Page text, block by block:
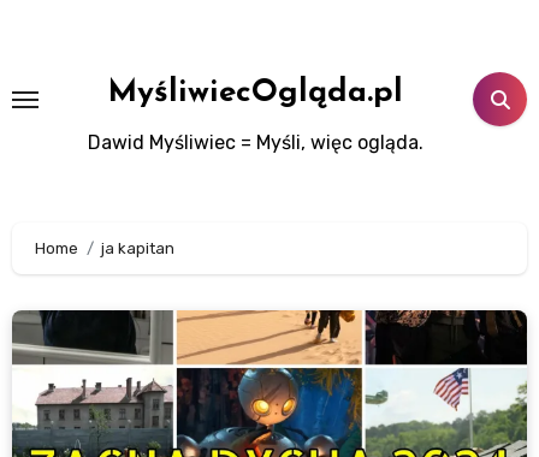
MyśliwiecOgląda.pl
Dawid Myśliwiec = Myśli, więc ogląda.
Home ja kapitan